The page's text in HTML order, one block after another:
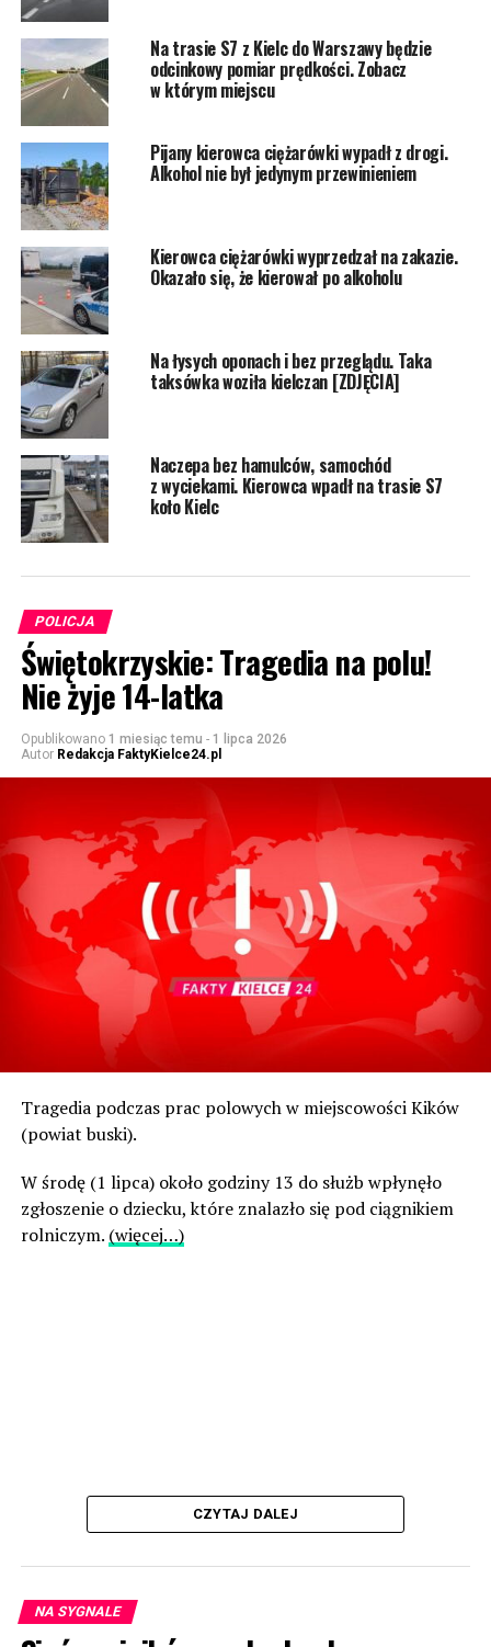
Na trasie S7 z Kielc do Warszawy będzie
odcinkowy pomiar prędkości. Zobacz
w którym miejscu
Pijany kierowca ciężarówki wypadł z drogi.
Alkohol nie był jedynym przewinieniem
Kierowca ciężarówki wyprzedzał na zakazie.
Okazało się, że kierował po alkoholu
Na łysych oponach i bez przeglądu. Taka
taksówka woziła kielczan [ZDJĘCIA]
Naczepa bez hamulców, samochód
z wyciekami. Kierowca wpadł na trasie S7
koło Kielc
POLICJA
Świętokrzyskie: Tragedia na polu!
Nie żyje 14-latka
Opublikowano 1 miesiąc temu - 1 lipca 2026
Autor Redakcja FaktyKielce24.pl
Tragedia podczas prac polowych w miejscowości Kików
(powiat buski).
W środę (1 lipca) około godziny 13 do służb wpłynęło
zgłoszenie o dziecku, które znalazło się pod ciągnikiem
rolniczym. (więcej…)
CZYTAJ DALEJ
NA SYGNALE